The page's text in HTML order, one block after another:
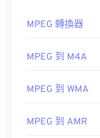
MPEG 轉換器
MPEG 到 M4A
MPEG 到 WMA
MPEG 到 AMR